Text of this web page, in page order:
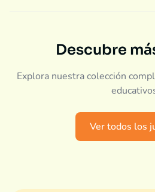
Descubre
Explora nuestra colección
Ver todos los